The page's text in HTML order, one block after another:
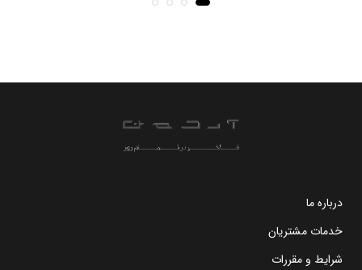
درباره ما
خدمات مشتریان
شرایط و مقررات